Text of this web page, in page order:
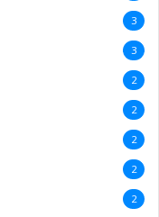
3
3
2
2
2
2
2